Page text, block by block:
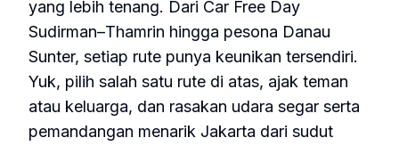
yang lebih tenang. Dari Car Free Day
Sudirman–Thamrin hingga pesona Danau
Sunter, setiap rute punya keunikan tersendiri.
Yuk, pilih salah satu rute di atas, ajak teman
atau keluarga, dan rasakan udara segar serta
pemandangan menarik Jakarta dari sudut